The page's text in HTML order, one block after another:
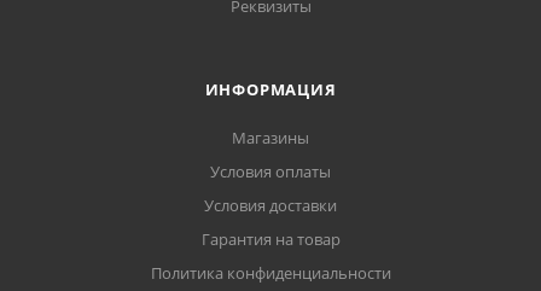
Реквизиты
ИНФОРМАЦИЯ
Магазины
Условия оплаты
Условия доставки
Гарантия на товар
Политика конфиденциальности